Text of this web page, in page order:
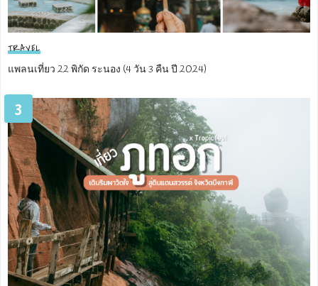
TRAVEL
แพลนเที่ยว 22 พิกัด ระนอง (4 วัน 3 คืน ปี 2024)
3